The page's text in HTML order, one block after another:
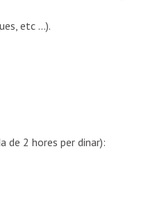
etc …).
de 2 hores per dinar):